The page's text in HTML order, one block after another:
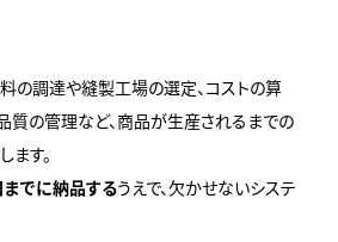
の調達や縫製工場の選定、コストの算
質の管理など、商品が生産されるまでの
す。
でに納品するうえで、欠かせないシステ